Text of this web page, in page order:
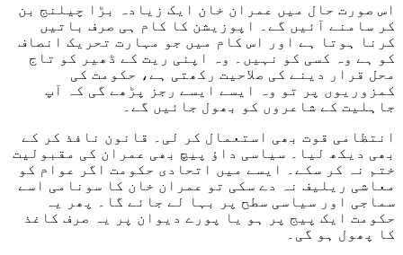
اس صورت حال میں عمران خان ایک زیادہ بڑا چیلنج بن
کر سامنے آئیں گے۔ اپوزیشن کا کام ہی صرف باتیں
کرنا ہوتا ہے اور اس کام میں جو مہارت تحریک انصاف
کو ہے وہ کسی کو نہیں۔ وہ اپنی ریت کے ڈھیر کو تاج
محل قرار دینے کی صلاحیت رکھتی ہے، حکومت کی
کمزوریوں پر تو وہ ایسے ایسے رجز پڑھے گی کہ آپ
جاہلیت کے شاعروں کو بھول جائیں گے۔
انتظامی قوت بھی استعمال کر لی۔ قانون نافذ کر کے
بھی دیکھ لیا۔ سیاسی داؤ پیچ بھی عمران کی مقبولیت
ختم نہ کر سکے۔ ایسے میں اتحادی حکومت اگر عوام کو
معاشی ریلیف نہ دے سکی تو عمران خان کا سونامی اسے
سماجی اور سیاسی سطح پر بہا لے جائے گا۔ پھر یہ
حکومت ایک پیج پر ہو یا پورے دیوان پر یہ صرف کاغذ
کا پھول ہو گی۔